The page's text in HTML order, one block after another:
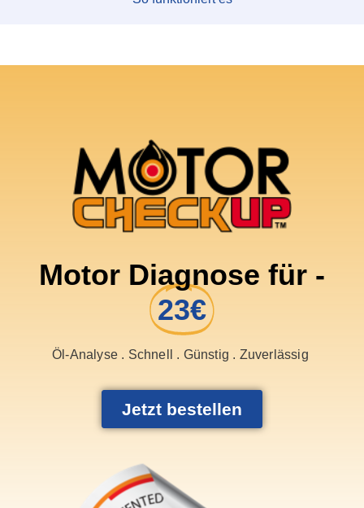
Motor Diagnose für -
23€
Öl-Analyse . Schnell . Günstig . Zuverlässig
Jetzt bestellen